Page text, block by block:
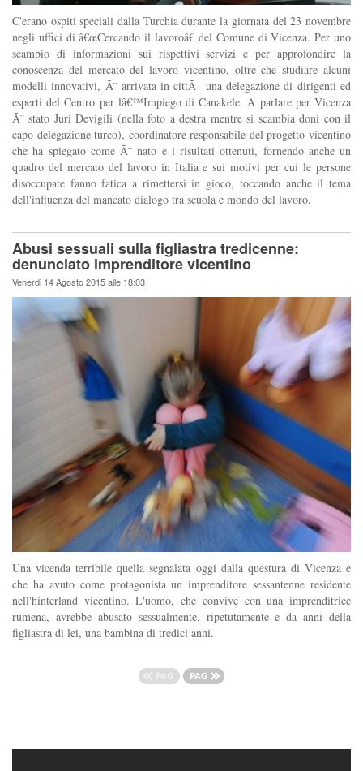
C'erano ospiti speciali dalla Turchia durante la giornata del 23 novembre
negli uffici di â€œCercando il lavoroâ€ del Comune di Vicenza. Per uno
scambio di informazioni sui rispettivi servizi e per approfondire la
conoscenza del mercato del lavoro vicentino, oltre che studiare alcuni
modelli innovativi, Ã¨ arrivata in cittÃ una delegazione di dirigenti ed
esperti del Centro per lâ€™Impiego di Canakele. A parlare per Vicenza
Ã¨ stato Juri Devigili (nella foto a destra mentre si scambia doni con il
capo delegazione turco), coordinatore responsabile del progetto vicentino
che ha spiegato come Ã¨ nato e i risultati ottenuti, fornendo anche un
quadro del mercato del lavoro in Italia e sui motivi per cui le persone
disoccupate fanno fatica a rimettersi in gioco, toccando anche il tema
dell'influenza del mancato dialogo tra scuola e mondo del lavoro.
Abusi sessuali sulla figliastra tredicenne:
denunciato imprenditore vicentino
Venerdi 14 Agosto 2015 alle 18:03
Una vicenda terribile quella segnalata oggi dalla questura di Vicenza e
che ha avuto come protagonista un imprenditore sessantenne residente
nell'hinterland vicentino. L'uomo, che convive con una imprenditrice
rumena, avrebbe abusato sessualmente, ripetutamente e da anni della
figliastra di lei, una bambina di tredici anni.